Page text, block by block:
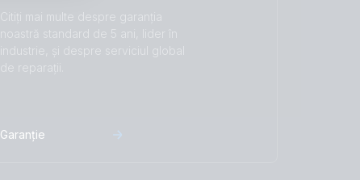
Citiți mai multe despre garanția
noastră standard de 5 ani, lider în
industrie, și despre serviciul global
de reparații.
Garanție